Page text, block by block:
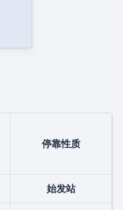
停靠性质
始发站